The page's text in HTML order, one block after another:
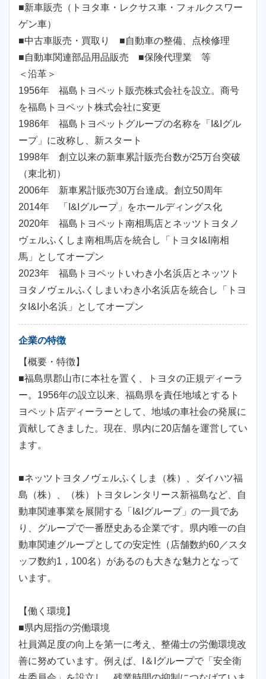
■新車販売（トヨタ車・レクサス車・フォルクスワー
ゲン車）
■中古車販売・買取り ■自動車の整備、点検修理
■自動車関連部品用品販売 ■保険代理業 等
＜沿革＞
1956年 福島トヨペット販売株式会社を設立。商号
を福島トヨペット株式会社に変更
1986年 福島トヨペットグループの名称を「I&Iグル
ープ」に改称し、新スタート
1998年 創立以来の新車累計販売台数が25万台突破
（東北初）
2006年 新車累計販売30万台達成。創立50周年
2014年 「I&Iグループ」をホールディングス化
2020年 福島トヨペット南相馬店とネッツトヨタノ
ヴェルふくしま南相馬店を統合し「トヨタI&I南相
馬」としてオープン
2023年 福島トヨペットいわき小名浜店とネッツト
ヨタノヴェルふくしまいわき小名浜店を統合し「トヨ
タI&I小名浜」としてオープン
企業の特徴
【概要・特徴】
■福島県郡山市に本社を置く、トヨタの正規ディーラ
ー。1956年の設立以来、福島県を責任地域とするト
ヨペット店ディーラーとして、地域の車社会の発展に
貢献してきました。現在、県内に20店舗を運営してい
ます。
■ネッツトヨタノヴェルふくしま（株）、ダイハツ福
島（株）、（株）トヨタレンタリース新福島など、自
動車関連事業を展開する「I&Iグループ」の一員であ
り、グループで一番歴史ある企業です。県内唯一の自
動車関連グループとしての安定性（店舗数約60／スタ
ッフ数約1，100名）があるのも大きな魅力となって
います。
【働く環境】
■県内屈指の労働環境
社員満足度の向上を第一に考え、整備士の労働環境改
善に努めています。例えば、I＆Iグループで「安全衛